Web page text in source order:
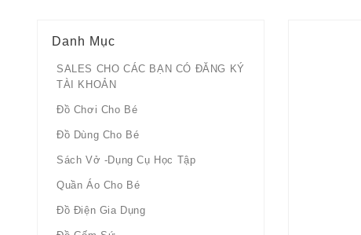
Danh Mục
SALES CHO CÁC BẠN CÓ ĐĂNG KÝ
TÀI KHOẢN
Đồ Chơi Cho Bé
Đồ Dùng Cho Bé
Sách Vở -dụng Cụ Học Tập
Quần Áo Cho Bé
Đồ Điện Gia Dụng